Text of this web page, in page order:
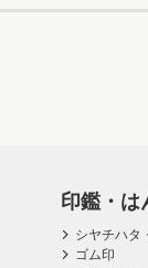
印鑑・は
シヤチハタ
ゴム印